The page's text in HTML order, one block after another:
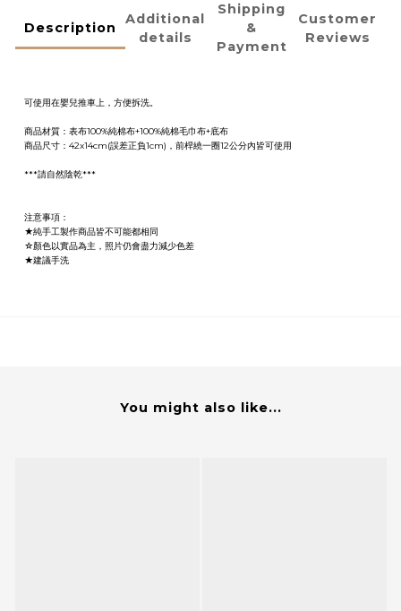
Description
Additional
details
Shipping
&
Payment
Customer
Reviews
可使用在嬰兒推車上，方便拆洗。
商品材質：表布100%純棉布+100%純棉毛巾布+底布
商品尺寸：42x14cm(誤差正負1cm)，前桿繞一圈12公分內皆可使用
***請自然陰乾***
注意事項：
★純手工製作商品皆不可能都相同
☆顏色以實品為主，照片仍會盡力減少色差
★建議手洗
You might also like...